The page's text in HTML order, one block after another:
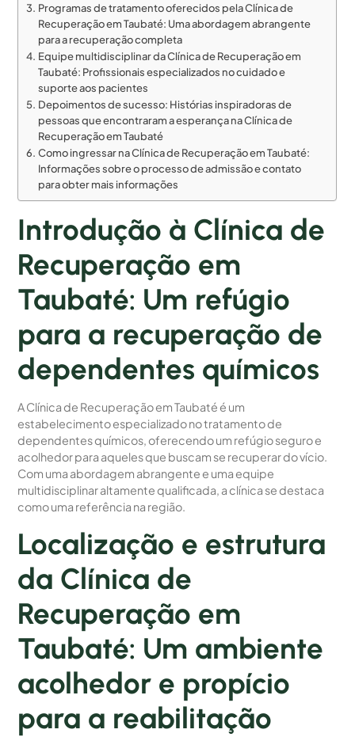
Programas de tratamento oferecidos pela Clínica de
Recuperação em Taubaté: Uma abordagem abrangente
para a recuperação completa
Equipe multidisciplinar da Clínica de Recuperação em
Taubaté: Profissionais especializados no cuidado e
suporte aos pacientes
Depoimentos de sucesso: Histórias inspiradoras de
pessoas que encontraram a esperança na Clínica de
Recuperação em Taubaté
Como ingressar na Clínica de Recuperação em Taubaté:
Informações sobre o processo de admissão e contato
para obter mais informações
Introdução à Clínica de
Recuperação em
Taubaté: Um refúgio
para a recuperação de
dependentes químicos
A Clínica de Recuperação em Taubaté é um
estabelecimento especializado no tratamento de
dependentes químicos, oferecendo um refúgio seguro e
acolhedor para aqueles que buscam se recuperar do vício.
Com uma abordagem abrangente e uma equipe
multidisciplinar altamente qualificada, a clínica se destaca
como uma referência na região.
Localização e estrutura
da Clínica de
Recuperação em
Taubaté: Um ambiente
acolhedor e propício
para a reabilitação